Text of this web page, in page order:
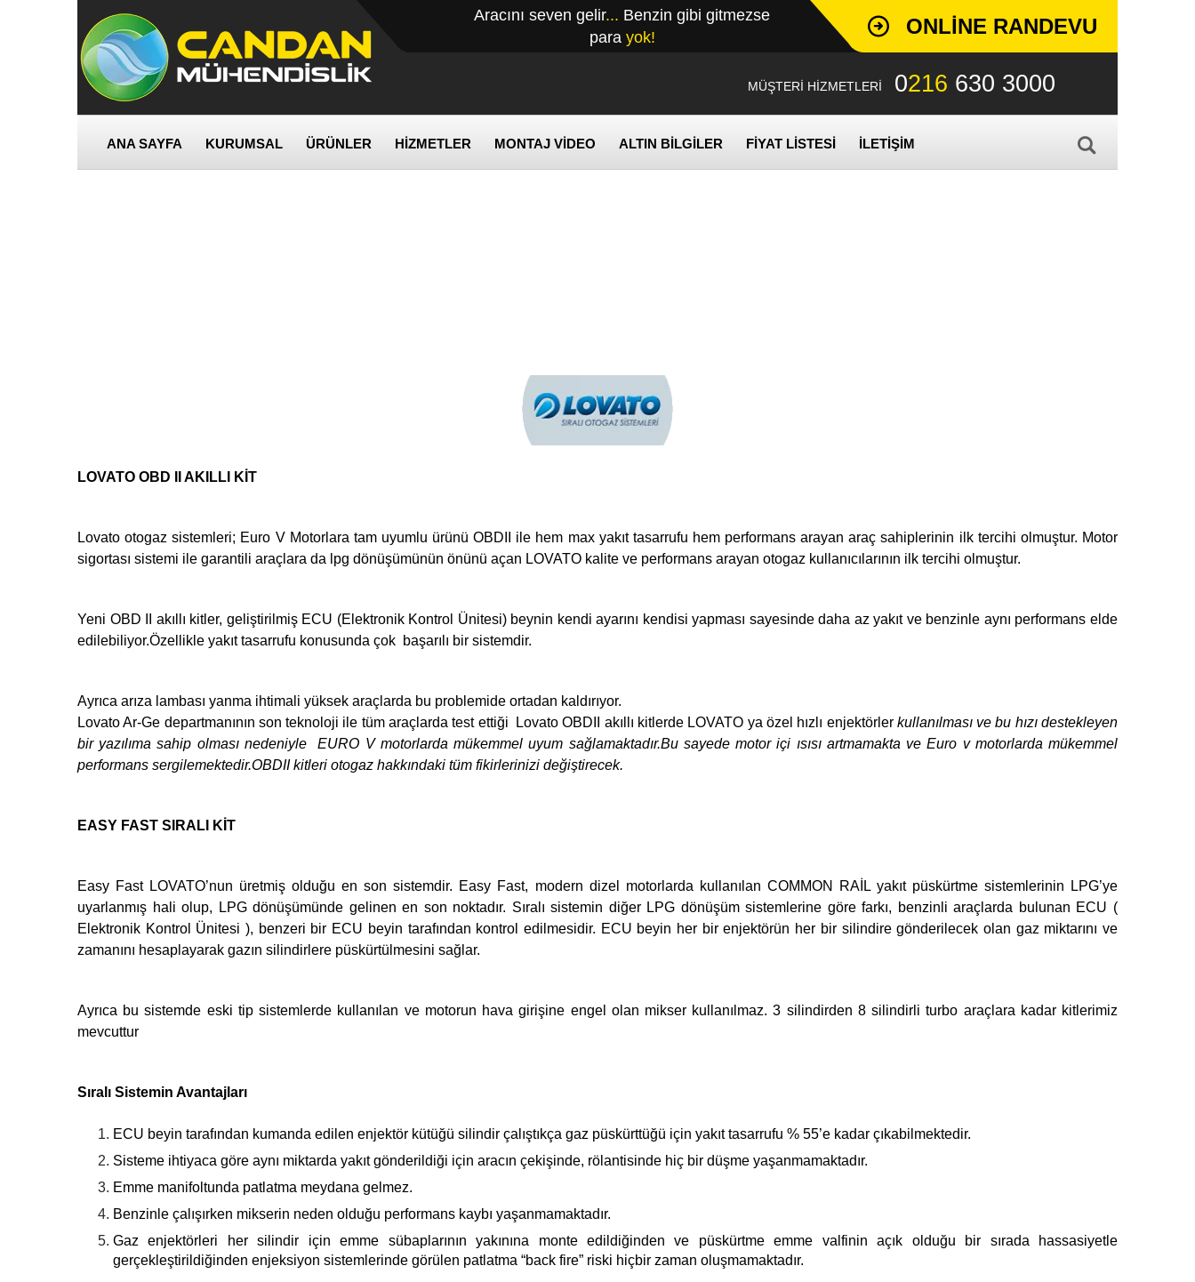
Aracını seven gelir... Benzin gibi gitmezse
para yok! ONLINE RANDEVU
MÜŞTERİ HİZMETLERİ 0216 630 3000
ANA SAYFA KURUMSAL ÜRÜNLER HİZMETLER MONTAJ VİDEO ALTIN BİLGİLER FİYAT LİSTESİ İLETİŞİM
LOVATO OBD II AKILLI KİT
Lovato otogaz sistemleri; Euro V Motorlara tam uyumlu ürünü OBDII ile hem max yakıt tasarrufu hem performans arayan araç sahiplerinin ilk tercihi olmuştur. Motor
sigortası sistemi ile garantili araçlara da lpg dönüşümünün önünü açan LOVATO kalite ve performans arayan otogaz kullanıcılarının ilk tercihi olmuştur.
Yeni OBD II akıllı kitler, geliştirilmiş ECU (Elektronik Kontrol Ünitesi) beynin kendi ayarını kendisi yapması sayesinde daha az yakıt ve benzinle aynı performans elde
edilebiliyor.Özellikle yakıt tasarrufu konusunda çok başarılı bir sistemdir.
Ayrıca arıza lambası yanma ihtimali yüksek araçlarda bu problemide ortadan kaldırıyor.
Lovato Ar-Ge departmanının son teknoloji ile tüm araçlarda test ettiği Lovato OBDII akıllı kitlerde LOVATO ya özel hızlı enjektörlerkullanılması ve bu hızı destekleyen
bir yazılıma sahip olması nedeniyle EURO V motorlarda mükemmel uyum sağlamaktadır.Bu sayede motor içi ısısı artmamakta ve Euro v motorlarda mükemmel
performans sergilemektedir.OBDII kitleri otogaz hakkındaki tüm fikirlerinizi değiştirecek.
EASY FAST SIRALI KİT
Easy Fast LOVATO’nun üretmiş olduğu en son sistemdir. Easy Fast, modern dizel motorlarda kullanılan COMMON RAİL yakıt püskürtme sistemlerinin LPG’ye
uyarlanmış hali olup, LPG dönüşümünde gelinen en son noktadır. Sıralı sistemin diğer LPG dönüşüm sistemlerine göre farkı, benzinli araçlarda bulunan ECU (
Elektronik Kontrol Ünitesi ), benzeri bir ECU beyin tarafından kontrol edilmesidir. ECU beyin her bir enjektörün her bir silindire gönderilecek olan gaz miktarını ve
zamanını hesaplayarak gazın silindirlere püskürtülmesini sağlar.
Ayrıca bu sistemde eski tip sistemlerde kullanılan ve motorun hava girişine engel olan mikser kullanılmaz. 3 silindirden 8 silindirli turbo araçlara kadar kitlerimiz
mevcuttur
Sıralı Sistemin Avantajları
ECU beyin tarafından kumanda edilen enjektör kütüğü silindir çalıştıkça gaz püskürttüğü için yakıt tasarrufu % 55’e kadar çıkabilmektedir.
Sisteme ihtiyaca göre aynı miktarda yakıt gönderildiği için aracın çekişinde, rölantisinde hiç bir düşme yaşanmamaktadır.
Emme manifoltunda patlatma meydana gelmez.
Benzinle çalışırken mikserin neden olduğu performans kaybı yaşanmamaktadır.
Gaz enjektörleri her silindir için emme sübaplarının yakınına monte edildiğinden ve püskürtme emme valfinin açık olduğu bir sırada hassasiyetle
gerçekleştirildiğinden enjeksiyon sistemlerinde görülen patlatma “back fire” riski hiçbir zaman oluşmamaktadır.